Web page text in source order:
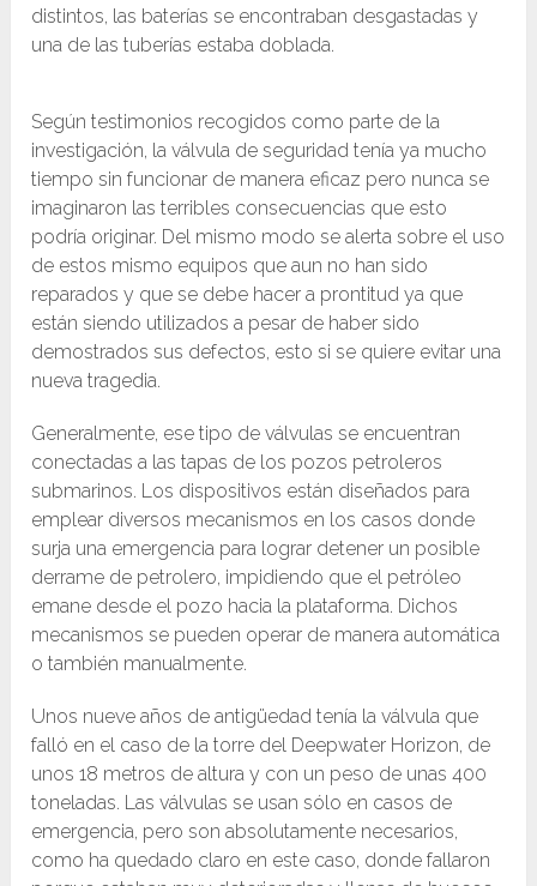
distintos, las baterías se encontraban desgastadas y
una de las tuberías estaba doblada.
Según testimonios recogidos como parte de la
investigación, la válvula de seguridad tenía ya mucho
tiempo sin funcionar de manera eficaz pero nunca se
imaginaron las terribles consecuencias que esto
podría originar. Del mismo modo se alerta sobre el uso
de estos mismo equipos que aun no han sido
reparados y que se debe hacer a prontitud ya que
están siendo utilizados a pesar de haber sido
demostrados sus defectos, esto si se quiere evitar una
nueva tragedia.
Generalmente, ese tipo de válvulas se encuentran
conectadas a las tapas de los pozos petroleros
submarinos. Los dispositivos están diseñados para
emplear diversos mecanismos en los casos donde
surja una emergencia para lograr detener un posible
derrame de petrolero, impidiendo que el petróleo
emane desde el pozo hacia la plataforma. Dichos
mecanismos se pueden operar de manera automática
o también manualmente.
Unos nueve años de antigüedad tenía la válvula que
falló en el caso de la torre del Deepwater Horizon, de
unos 18 metros de altura y con un peso de unas 400
toneladas. Las válvulas se usan sólo en casos de
emergencia, pero son absolutamente necesarios,
como ha quedado claro en este caso, donde fallaron